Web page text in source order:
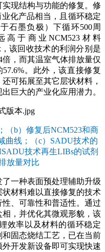
现结构与功能的修复。修
化产品相当，且循环稳定
石墨负极）下循环500周
高于商业NCM523材料
该回收技术的利润分别是
，而其温室气体排放量仅
。此外，该直接修复
可拓展至其它层状材料，
巨大的产业化应用潜力。
（b）修复后NCM523和商
曲线；（c）SADU技术的
技术再生LIBs的试剂
放量对比
一种表面预处理辅助升级
材料难以直接修复的技术
、可靠性和普适性。通过
，并优化其微观形貌，该
效率以及材料的循环稳定
固态烧结工艺，已在当前
开发新设备即可实现快速